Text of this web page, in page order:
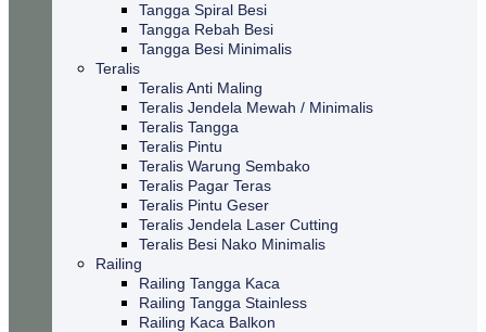
Tangga Spiral Besi
Tangga Rebah Besi
Tangga Besi Minimalis
Teralis
Teralis Anti Maling
Teralis Jendela Mewah / Minimalis
Teralis Tangga
Teralis Pintu
Teralis Warung Sembako
Teralis Pagar Teras
Teralis Pintu Geser
Teralis Jendela Laser Cutting
Teralis Besi Nako Minimalis
Railing
Railing Tangga Kaca
Railing Tangga Stainless
Railing Kaca Balkon